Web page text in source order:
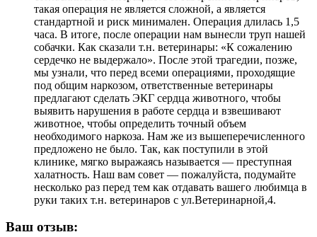
такая операция не является сложной, а является
стандартной и риск минимален. Операция длилась 1,5
часа. В итоге, после операции нам вынесли труп нашей
собачки. Как сказали т.н. ветеринары: «К сожалению
сердечко не выдержало». После этой трагедии, позже,
мы узнали, что перед всеми операциями, проходящие
под общим наркозом, ответственные ветеринары
предлагают сделать ЭКГ сердца животного, чтобы
выявить нарушения в работе сердца и взвешивают
животное, чтобы определить точный объем
необходимого наркоза. Нам же из вышеперечисленного
предложено не было. Так, как поступили в этой
клинике, мягко выражаясь называется — преступная
халатность. Наш вам совет — пожалуйста, подумайте
несколько раз перед тем как отдавать вашего любимца в
руки таких т.н. ветеринаров с ул.Ветеринарной,4.
Ваш отзыв: